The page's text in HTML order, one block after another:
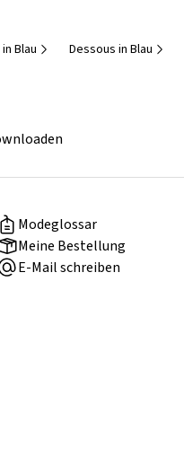
Blau Dessous in Blau
Modeglossar
Meine Bestellung
E-Mail schreiben